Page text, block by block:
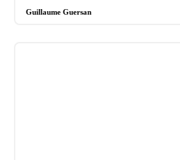
Guillaume Guersan